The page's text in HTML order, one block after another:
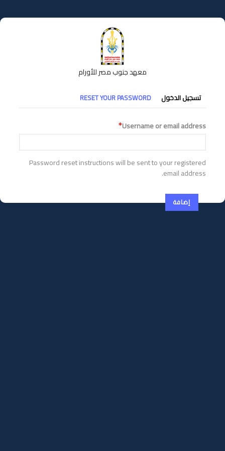
إلى
المحتوى
معهد جنوب مصر للأورام
التبويبات
الأساسية
تسجيل الدخول RESET YOUR PASSWORD
Username or email address
Password reset instructions will be sent to your registered
email address.